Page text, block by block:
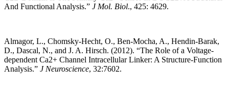
And Functional Analysis.” J Mol. Biol., 425: 4629.
Almagor, L., Chomsky-Hecht, O., Ben-Mocha, A., Hendin-Barak,
D., Dascal, N., and J. A. Hirsch. (2012). “The Role of a Voltage-
dependent Ca2+ Channel Intracellular Linker: A Structure-Function
Analysis.” J Neuroscience, 32:7602.